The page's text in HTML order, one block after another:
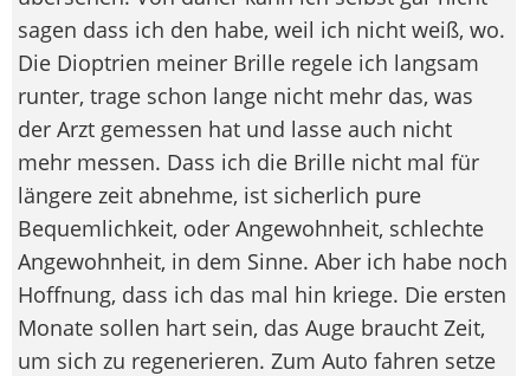
sagen dass ich den habe, weil ich nicht weiß, wo.
Die Dioptrien meiner Brille regele ich langsam
runter, trage schon lange nicht mehr das, was
der Arzt gemessen hat und lasse auch nicht
mehr messen. Dass ich die Brille nicht mal für
längere zeit abnehme, ist sicherlich pure
Bequemlichkeit, oder Angewohnheit, schlechte
Angewohnheit, in dem Sinne. Aber ich habe noch
Hoffnung, dass ich das mal hin kriege. Die ersten
Monate sollen hart sein, das Auge braucht Zeit,
um sich zu regenerieren. Zum Auto fahren setze